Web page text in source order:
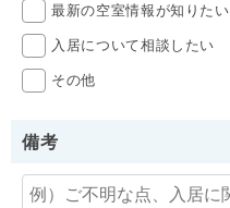
最新の空室情報が知りたい
入居について相談したい
その他
備考